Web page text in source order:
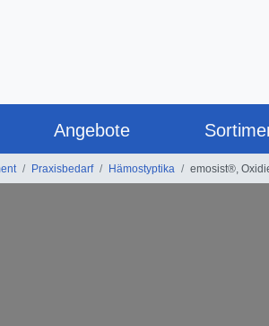
Angebote
Praxisbedarf Hämostyptika emosist®,